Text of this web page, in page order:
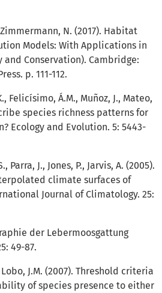
N. (2017). Habitat
Models: With Applications in
and Conservation). Cambridge:
p. 111-112.
Felicísimo, Á.M., Muñoz, J., Mateo,
species richness patterns for
Ecology and Evolution. 5: 5443-
Parra, J., Jones, P., Jarvis, A. (2005).
climate surfaces of
Journal of Climatology. 25:
der Lebermoosgattung
49-87.
J.M. (2007). Threshold criteria
of species presence to either